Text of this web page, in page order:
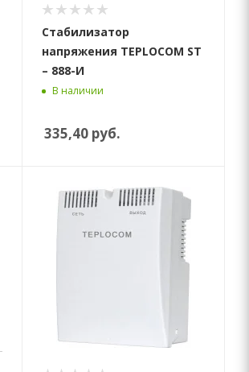
Стабилизатор
напряжения TEPLOCOM ST
– 888-И
В наличии
335,40 руб.